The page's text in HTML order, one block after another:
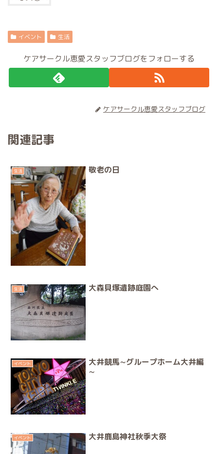
イベント 生活
ケアサークル恵愛スタッフブログをフォローする
ケアサークル恵愛スタッフブログ
関連記事
生活 敬老の日
生活 大森貝塚遺跡庭園へ
イベント
大井競馬∼グループホーム大井編
∼
イベント 大井鹿島神社秋季大祭